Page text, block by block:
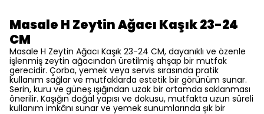
Masale H Zeytin Ağacı Kaşık 23-24
CM
Masale H Zeytin Ağacı Kaşık 23-24 CM, dayanıklı ve özenle
işlenmiş zeytin ağacından üretilmiş ahşap bir mutfak
gerecidir. Çorba, yemek veya servis sırasında pratik
kullanım sağlar ve mutfaklarda estetik bir görünüm sunar.
Serin, kuru ve güneş ışığından uzak bir ortamda saklanması
önerilir. Kaşığın doğal yapısı ve dokusu, mutfakta uzun süreli
kullanım imkânı sunar ve yemek sunumlarında şık bir